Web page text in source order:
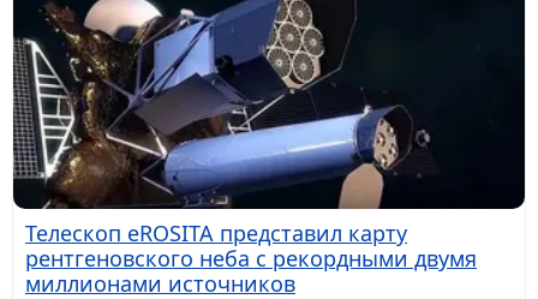
Телескоп eROSITA представил карту
рентгеновского неба с рекордными двумя
миллионами источников